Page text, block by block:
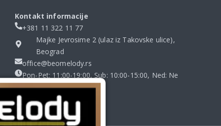
Kontakt informacije
+381 11 322 11 77
Majke Jevrosime 2 (ulaz iz Takovske ulice),
Beograd
office@beomelody.rs
Pon-Pet: 11:00-19:00, Sub: 10:00-15:00, Ned: Ne
radimo